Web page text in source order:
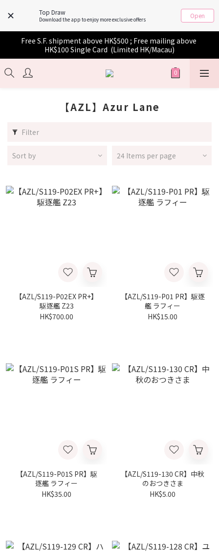
Top Draw
Download the app to enjoy more exclusive offers Open
Free S.F. shipment above HK$500 ; Free mailing above
HK$100 Single Card  (Limited HK/Macau)
【AZL】Azur Lane
Filter
Sort by 24 Items per page
【AZL/S119-P02EX PR+】
駆逐艦 Z23
HK$700.00
【AZL/S119-P01 PR】駆逐
艦 ラフィー
HK$15.00
【AZL/S119-P01S PR】駆
逐艦 ラフィー
HK$35.00
【AZL/S119-130 CR】中秋
のおつきさま
HK$5.00